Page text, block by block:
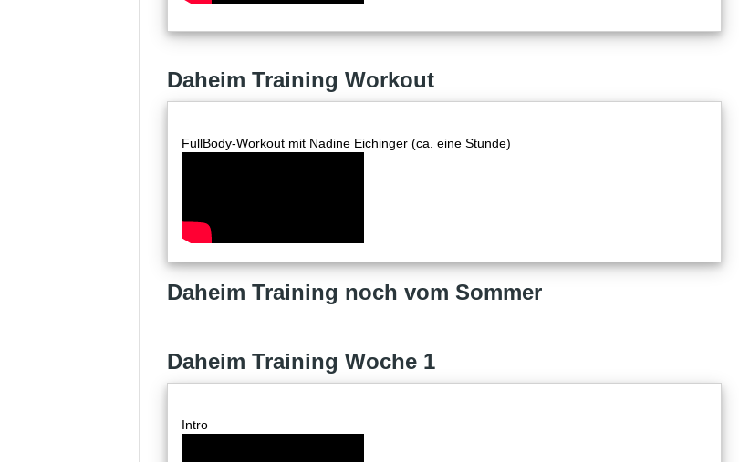
Daheim Training Workout
FullBody-Workout mit Nadine Eichinger (ca. eine Stunde)
Daheim Training noch vom Sommer
Daheim Training Woche 1
Intro